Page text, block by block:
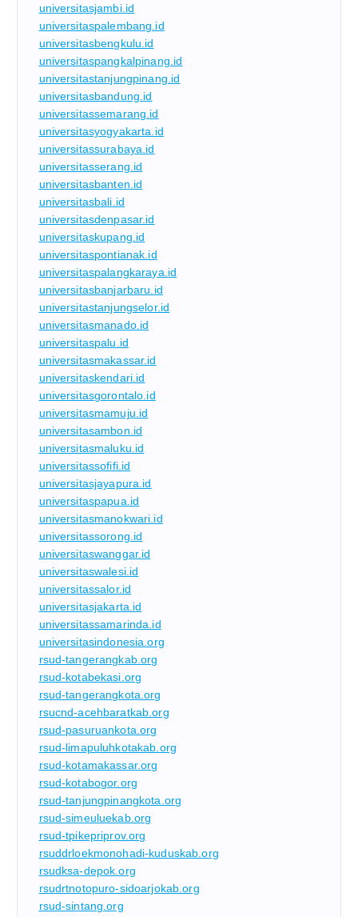
universitasjambi.id
universitaspalembang.id
universitasbengkulu.id
universitaspangkalpinang.id
universitastanjungpinang.id
universitasbandung.id
universitassemarang.id
universitasyogyakarta.id
universitassurabaya.id
universitasserang.id
universitasbanten.id
universitasbali.id
universitasdenpasar.id
universitaskupang.id
universitaspontianak.id
universitaspalangkaraya.id
universitasbanjarbaru.id
universitastanjungselor.id
universitasmanado.id
universitaspalu.id
universitasmakassar.id
universitaskendari.id
universitasgorontalo.id
universitasmamuju.id
universitasambon.id
universitasmaluku.id
universitassofifi.id
universitasjayapura.id
universitaspapua.id
universitasmanokwari.id
universitassorong.id
universitaswanggar.id
universitaswalesi.id
universitassalor.id
universitasjakarta.id
universitassamarinda.id
universitasindonesia.org
rsud-tangerangkab.org
rsud-kotabekasi.org
rsud-tangerangkota.org
rsucnd-acehbaratkab.org
rsud-pasuruankota.org
rsud-limapuluhkotakab.org
rsud-kotamakassar.org
rsud-kotabogor.org
rsud-tanjungpinangkota.org
rsud-simeuluekab.org
rsud-tpikepriprov.org
rsuddrloekmonohadi-kuduskab.org
rsudksa-depok.org
rsudrtnotopuro-sidoarjokab.org
rsud-sintang.org